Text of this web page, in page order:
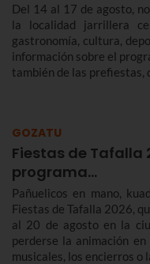
Del 14 al 17 de agosto,
la localidad jarrillera
gastronomía, cultura,
información sobre el
también de las prefiestas,
GOZATU
Fiestas de Tafalla
programa…
Pañuelicos en mano,
Fiestas de Tafalla 2026,
al 20 de agosto en la
perderse la animación
musicales, los encierros o